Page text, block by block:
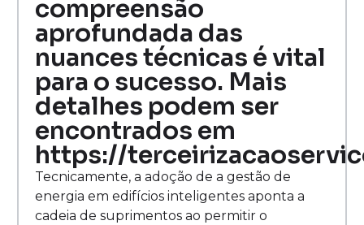
compreensão
aprofundada das
nuances técnicas é vital
para o sucesso. Mais
detalhes podem ser
encontrados em
https://
Tecnicamente, a adoção de a gestão de
energia em edifícios inteligentes aponta a
cadeia de suprimentos ao permitir o